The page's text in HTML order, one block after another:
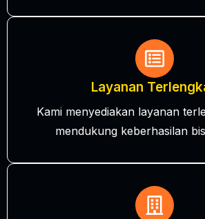
Layanan
Kami menyediakan layanan
mendukung keberhasilan